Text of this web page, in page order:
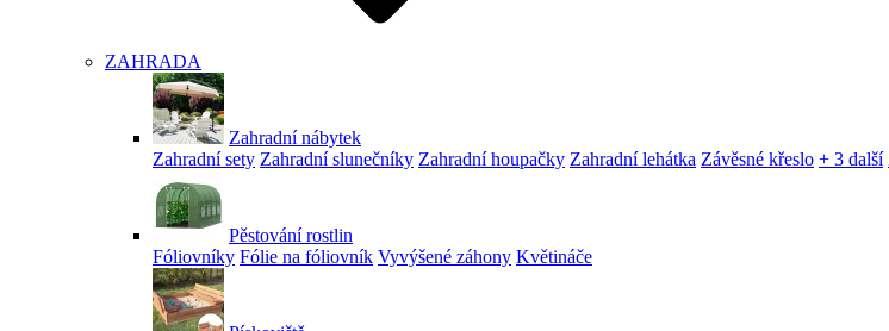
ZAHRADA
Zahradní nábytek
Zahradní sety Zahradní slunečníky Zahradní houpačky Zahradní lehátka Závěsné křeslo + 3 další
Pěstování rostlin
Fóliovníky Fólie na fóliovník Vyvýšené záhony Květináče